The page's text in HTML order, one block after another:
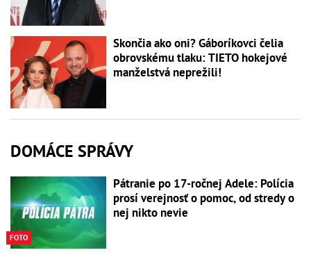
Skončia ako oni? Gáboríkovci čelia
obrovskému tlaku: TIETO hokejové
manželstvá neprežili!
DOMÁCE SPRÁVY
FOTO
Pátranie po 17-ročnej Adele: Polícia
prosí verejnosť o pomoc, od stredy o
nej nikto nevie